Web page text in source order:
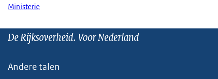
Ministerie
De Rijksoverheid. Voor Nederland
Andere talen